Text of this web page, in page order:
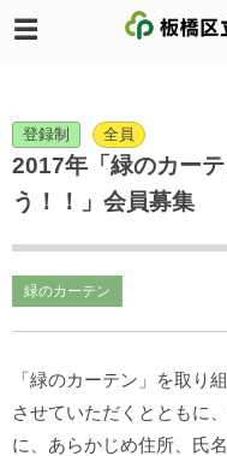
登録制 全員
2017年「緑のカー
う！！」会員募集
緑のカーテン
「緑のカーテン」を取り
させていただくとともに
に、あらかじめ住所、氏